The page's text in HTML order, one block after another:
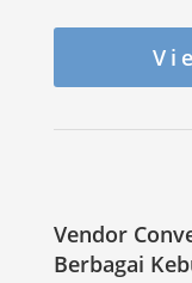
Vendor
Berbagai